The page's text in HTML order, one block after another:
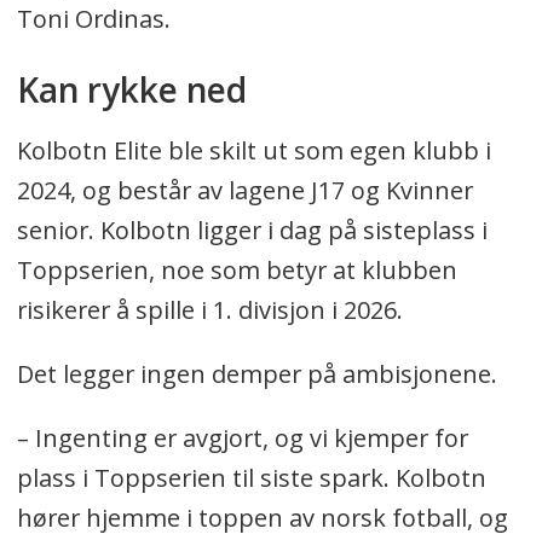
Toni Ordinas.
Kan rykke ned
Kolbotn Elite ble skilt ut som egen klubb i
2024, og består av lagene J17 og Kvinner
senior. Kolbotn ligger i dag på sisteplass i
Toppserien, noe som betyr at klubben
risikerer å spille i 1. divisjon i 2026.
Det legger ingen demper på ambisjonene.
– Ingenting er avgjort, og vi kjemper for
plass i Toppserien til siste spark. Kolbotn
hører hjemme i toppen av norsk fotball, og